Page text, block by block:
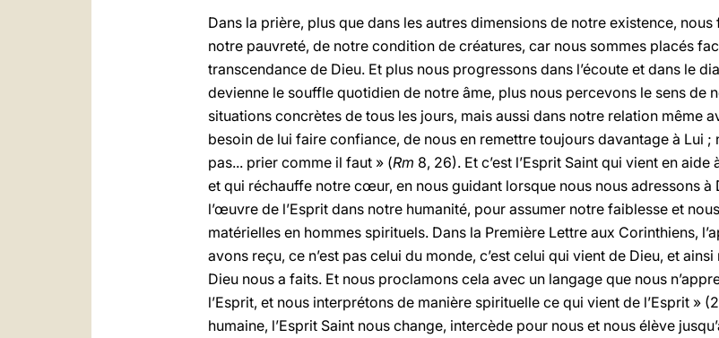
Dans la prière, plus que dans les autres dimensions de notre existence,
notre pauvreté, de notre condition de créatures, car nous sommes placés
transcendance de Dieu. Et plus nous progressons dans l’écoute et dans le
devienne le souffle quotidien de notre âme, plus nous percevons le sens de
situations concrètes de tous les jours, mais aussi dans notre relation même
besoin de lui faire confiance, de nous en remettre toujours davantage à Lui
pas... prier comme il faut » (Rm 8, 26). Et c’est l’Esprit Saint qui vient en
et qui réchauffe notre cœur, en nous guidant lorsque nous nous adressons à
l’œuvre de l’Esprit dans notre humanité, pour assumer notre faiblesse et
matérielles en hommes spirituels. Dans la Première Lettre aux Corinthiens,
avons reçu, ce n’est pas celui du monde, c’est celui qui vient de Dieu, et
Dieu nous a faits. Et nous proclamons cela avec un langage que nous
l’Esprit, et nous interprétons de manière spirituelle ce qui vient de l’Esprit »
humaine, l’Esprit Saint nous change, intercède pour nous et nous élève